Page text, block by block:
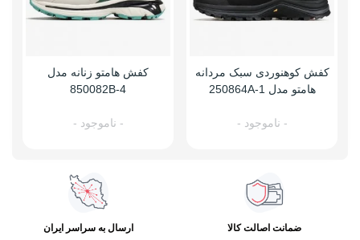
کفش کوهنوردی سبک مردانه
هامتو مدل 250864A-1
- ناموجود -
کفش هامتو زنانه مدل
850082B-4
- ناموجود -
ضمانت اصالت کالا ارسال به سراسر ایران